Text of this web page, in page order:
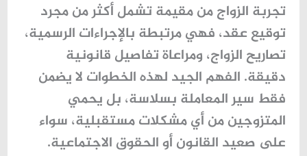
تجربة الزواج من مقيمة تشمل أكثر من مجرد
توقيع عقد، فهي مرتبطة بالإجراءات الرسمية،
تصاريح الزواج، ومراعاة تفاصيل قانونية
دقيقة. الفهم الجيد لهذه الخطوات لا يضمن
فقط سير المعاملة بسلاسة، بل يحمي
المتزوجين من أي مشكلات مستقبلية، سواء
على صعيد القانون أو الحقوق الاجتماعية.